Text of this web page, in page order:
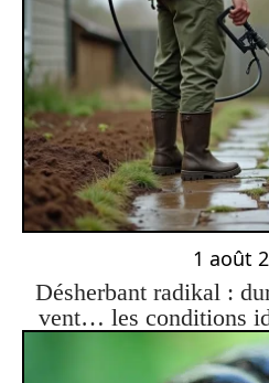
1 août
Désherbant radikal :
vent… les conditions